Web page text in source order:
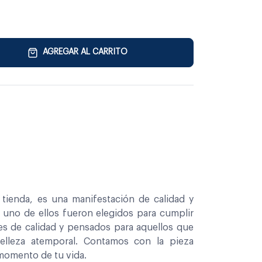
AGREGAR AL CARRITO
es una manifestación de calidad y
uno de ellos fueron elegidos para cumplir
de calidad y pensados para aquellos que
atemporal. Contamos con la pieza
de tu vida.